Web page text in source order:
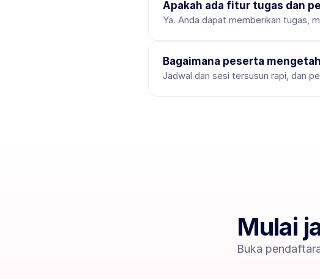
Apakah ada fitur tugas dan
Ya. Anda dapat memberikan tugas,
Bagaimana peserta
Jadwal dan sesi tersusun rapi, dan
Mulai
Buka